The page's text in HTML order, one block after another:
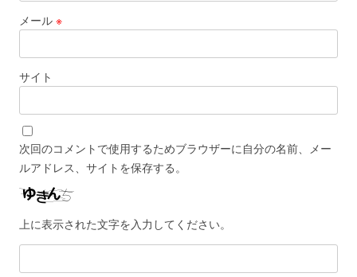
メール ※
サイト
次回のコメントで使用するためブラウザーに自分の名前、メー
ルアドレス、サイトを保存する。
上に表示された文字を入力してください。